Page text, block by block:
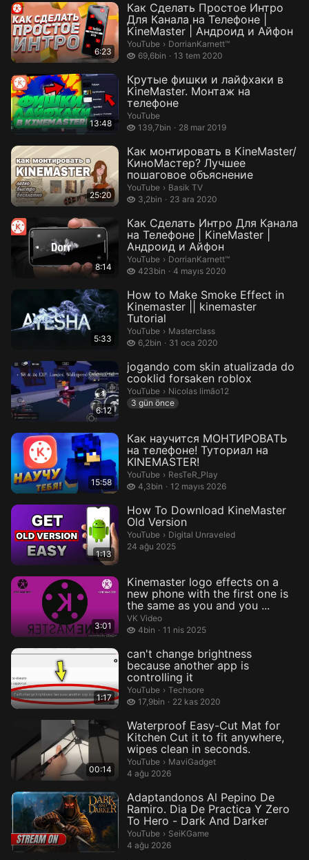
6:23
Как Сделать Простое Интро
Для Канала на Телефоне |
KineMaster | Андроид и Айфон
YouTube › DorrianKarnett™.
DorrianKarnett™
69,6bin
69,6 bin izleme13 tem 2020
13:48
Крутые фишки и лайфхаки в
KineMaster. Монтаж на
телефоне
YouTube
139,7bin
139,7 bin izleme28 mar 2019
25:20
Как монтировать в KineMaster/
КиноМастер? Лучшее
пошаговое объяснение
YouTube › Basik TV.
Basik TV
3,2bin
3,2 bin izleme23 ara 2020
8:14
Как Сделать Интро Для Канала
на Телефоне | KineMaster |
Андроид и Айфон
YouTube › DorrianKarnett™.
DorrianKarnett™
423bin
423 bin izleme4 mayıs 2020
5:33
How to Make Smoke Effect in
Kinemaster || kinemaster
Tutorial
YouTube › Masterclass.
Masterclass
6,2bin
6,2 bin izleme31 oca 2020
6:12
jogando com skin atualizada do
cooklid forsaken roblox
YouTube › Nicolas limão12.
Nicolas limão12
3 gün önce
15:58
Как научится МОНТИРОВАТЬ
на телефоне! Туториал на
KINEMASTER!
YouTube › ResTeR_Play.
ResTeR_Play
4,3bin
4,3 bin izleme12 mayıs 2026
1:13
How To Download KineMaster
Old Version
YouTube › Digital Unraveled.
Digital Unraveled
24 ağu 2025
3:01
Kinemaster logo effects on a
new phone with the first one is
the same as you and you ...
VK Video
4bin
4 bin izleme11 nis 2025
1:17
can't change brightness
because another app is
controlling it
YouTube › Techsore.
Techsore
17,9bin
17,9 bin izleme22 kas 2020
00:14
Waterproof Easy-Cut Mat for
Kitchen Cut it to fit anywhere,
wipes clean in seconds.
YouTube › MaviGadget.
MaviGadget
4 ağu 2026
Adaptandonos Al Pepino De
Ramiro. Dia De Practica Y Zero
To Hero - Dark And Darker
YouTube › SeiKGame.
SeiKGame
4 ağu 2026